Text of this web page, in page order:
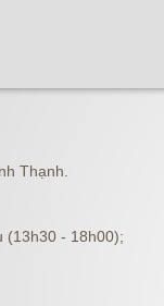
Thạnh.
(13h30 - 18h00);